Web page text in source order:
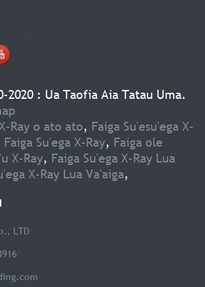
2020 : Ua Taofia Aia Tatau Uma.
Ray o ato ato, Faiga Su'esu'ega X-
Faiga Su'ega X-Ray, Faiga ole
X-Ray, Faiga Su'ega X-Ray Lua
X-Ray Lua Va'aiga,
LTD